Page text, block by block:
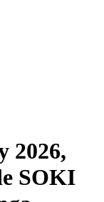
2026,
SOKI